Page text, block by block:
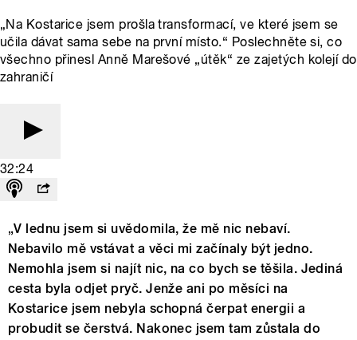
„Na Kostarice jsem prošla transformací, ve které jsem se
učila dávat sama sebe na první místo.“ Poslechněte si, co
všechno přinesl Anně Marešové „útěk“ ze zajetých kolejí do
zahraničí
32:24
„V lednu jsem si uvědomila, že mě nic nebaví.
Nebavilo mě vstávat a věci mi začínaly být jedno.
Nemohla jsem si najít nic, na co bych se těšila. Jediná
cesta byla odjet pryč. Jenže ani po měsíci na
Kostarice jsem nebyla schopná čerpat energii a
probudit se čerstvá. Nakonec jsem tam zůstala do